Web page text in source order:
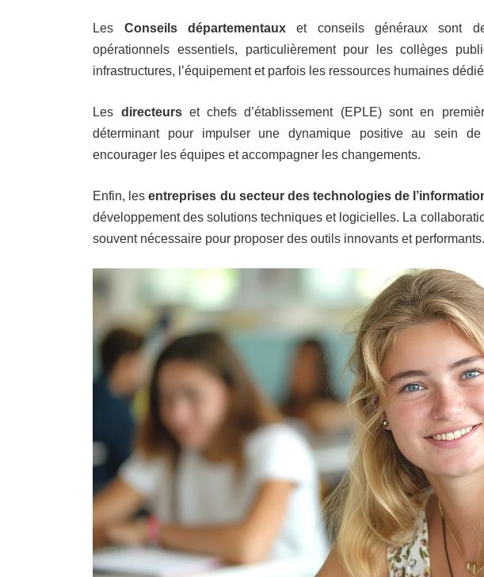
Les Conseils départementauxet conseils généraux sont
opérationnels essentiels, particulièrement pour les collèges
infrastructures, l’équipement et parfois les ressources humaines
Les directeurset chefs d’établissement (EPLE) sont en
déterminant pour impulser une dynamique positive au sein
encourager les équipes et accompagner les changements.
Enfin, lesentreprises du secteur des technologies de
développement des solutions techniques et logicielles. La
souvent nécessaire pour proposer des outils innovants et performants.